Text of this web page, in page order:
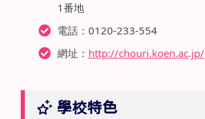
1番地
電話：0120-233-554
網址： http://chouri.koen.ac.jp/
學校特色